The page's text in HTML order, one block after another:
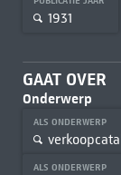
1931
GAAT OVER
Onderwerp
ALS ONDERWERP
ALS ONDERWERP